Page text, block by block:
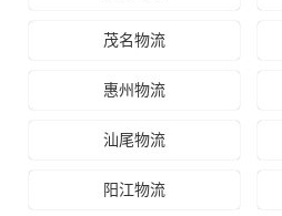
茂名物流
惠州物流
汕尾物流
阳江物流